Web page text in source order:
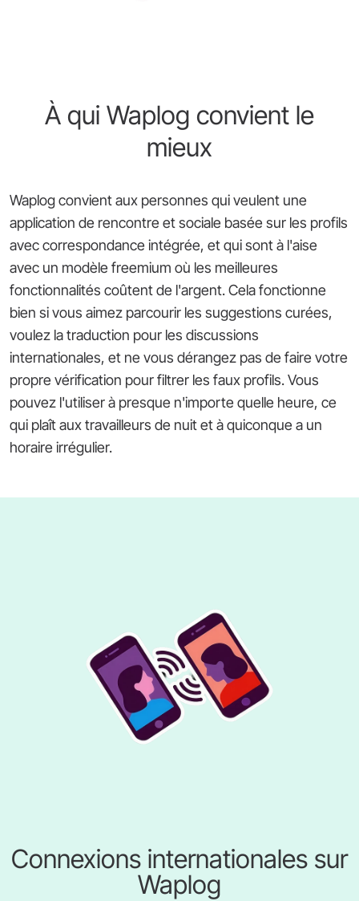
À qui Waplog convient le
mieux
Waplog convient aux personnes qui veulent une
application de rencontre et sociale basée sur les profils
avec correspondance intégrée, et qui sont à l'aise
avec un modèle freemium où les meilleures
fonctionnalités coûtent de l'argent. Cela fonctionne
bien si vous aimez parcourir les suggestions curées,
voulez la traduction pour les discussions
internationales, et ne vous dérangez pas de faire votre
propre vérification pour filtrer les faux profils. Vous
pouvez l'utiliser à presque n'importe quelle heure, ce
qui plaît aux travailleurs de nuit et à quiconque a un
horaire irrégulier.
Connexions internationales sur
Waplog